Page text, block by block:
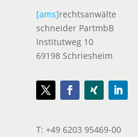
[ams]rechtsanwälte
schneider PartmbB
Institutweg 10
69198 Schriesheim
T: +49 6203 95469-00